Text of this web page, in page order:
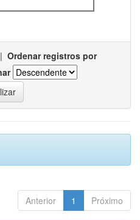
| Ordenar registros por
Anterior 1 Próximo